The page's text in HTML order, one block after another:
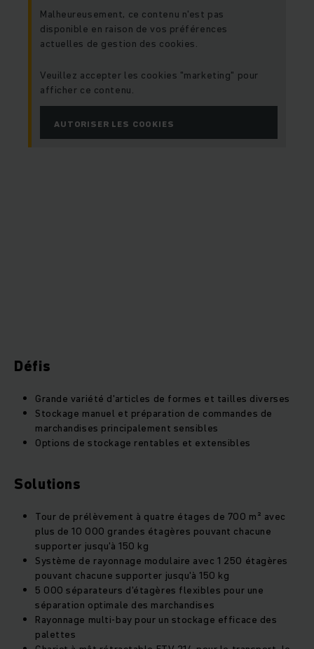
Malheureusement, ce contenu n'est pas
disponible en raison de vos préférences
actuelles de gestion des cookies.
Veuillez accepter les cookies "marketing" pour
afficher ce contenu.
AUTORISER LES COOKIES
Défis
Grande variété d'articles de formes et tailles diverses
Stockage manuel et préparation de commandes de
marchandises principalement sensibles
Options de stockage rentables et extensibles
Solutions
Tour de prélèvement à quatre étages de 700 m² avec
plus de 10 000 grandes étagères pouvant chacune
supporter jusqu'à 150 kg
Système de rayonnage modulaire avec 1 250 étagères
pouvant chacune supporter jusqu'à 150 kg
5 000 séparateurs d'étagères flexibles pour une
séparation optimale des marchandises
Rayonnage multi-bay pour un stockage efficace des
palettes